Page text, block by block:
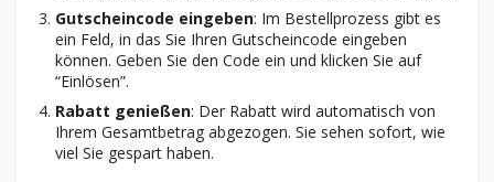
Gutscheincode eingeben: Im Bestellprozess gibt es
ein Feld, in das Sie Ihren Gutscheincode eingeben
können. Geben Sie den Code ein und klicken Sie auf
“Einlösen”.
Rabatt genießen: Der Rabatt wird automatisch von
Ihrem Gesamtbetrag abgezogen. Sie sehen sofort, wie
viel Sie gespart haben.